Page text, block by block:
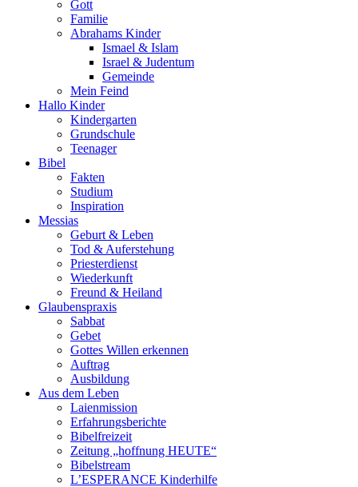
Gott
Familie
Abrahams Kinder
Ismael & Islam
Israel & Judentum
Gemeinde
Mein Feind
Hallo Kinder
Kindergarten
Grundschule
Teenager
Bibel
Fakten
Studium
Inspiration
Messias
Geburt & Leben
Tod & Auferstehung
Priesterdienst
Wiederkunft
Freund & Heiland
Glaubenspraxis
Sabbat
Gebet
Gottes Willen erkennen
Auftrag
Ausbildung
Aus dem Leben
Laienmission
Erfahrungsberichte
Bibelfreizeit
Zeitung „hoffnung HEUTE“
Bibelstream
L’ESPERANCE Kinderhilfe